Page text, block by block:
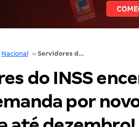
Nacional ›› Servidores do INSS encerram greve e terão demanda por novo concurso atendida até dezembro! Oferta de 950 vagas!
do INSS
por